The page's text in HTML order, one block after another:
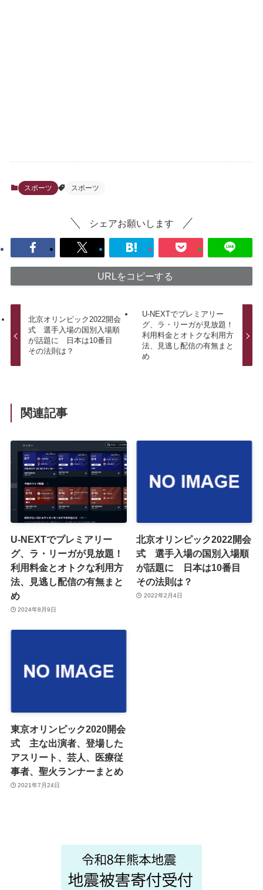
スポーツ スポーツ
シェアお願いします
URLをコピーする
北京オリンピック2022開会
式 選手入場の国別入場順
が話題に 日本は10番目
その法則は？
U-NEXTでプレミアリー
グ、ラ・リーガが見放題！
利用料金とオトクな利用方
法、見逃し配信の有無まと
め
関連記事
U-NEXTでプレミアリー
グ、ラ・リーガが見放題！
利用料金とオトクな利用方
法、見逃し配信の有無まと
め
2024年8月9日
北京オリンピック2022開会
式 選手入場の国別入場順
が話題に 日本は10番目
その法則は？
2022年2月4日
東京オリンピック2020開会
式 主な出演者、登場した
アスリート、芸人、医療従
事者、聖火ランナーまとめ
2021年7月24日